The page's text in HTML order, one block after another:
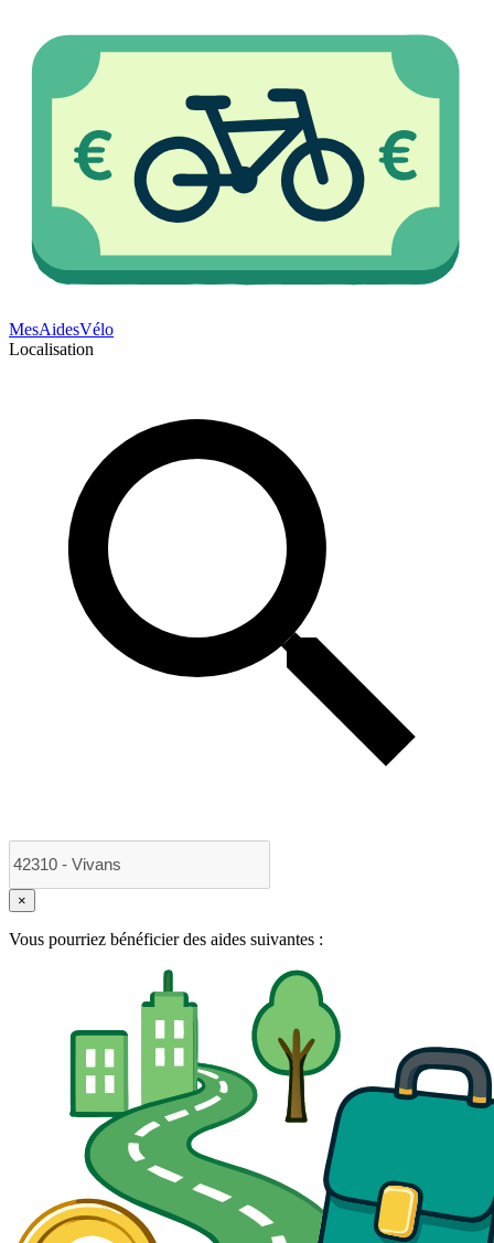
MesAidesVélo
Localisation
×
Vous pourriez bénéficier des aides suivantes :